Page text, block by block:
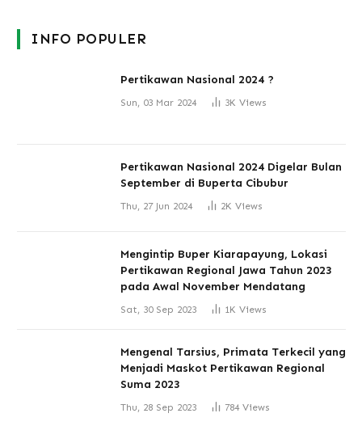
INFO POPULER
Pertikawan Nasional 2024 ?
Sun, 03 Mar 2024 3K Views
Pertikawan Nasional 2024 Digelar Bulan
September di Buperta Cibubur
Thu, 27 Jun 2024 2K Views
Mengintip Buper Kiarapayung, Lokasi
Pertikawan Regional Jawa Tahun 2023
pada Awal November Mendatang
Sat, 30 Sep 2023 1K Views
Mengenal Tarsius, Primata Terkecil yang
Menjadi Maskot Pertikawan Regional
Suma 2023
Thu, 28 Sep 2023 784 Views